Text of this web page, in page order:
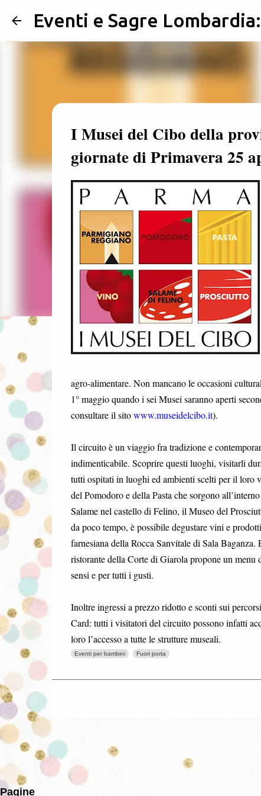
Eventi e Sagre
I Musei del Cibo della
giornate di Primavera 25
agro-alimentare. Non mancano le occasioni
1° maggio quando i sei Musei saranno aperti
consultare il sitowww.museidelcibo.it).
Il circuito è un viaggio fra tradizione e
indimenticabile. Scoprire questi luoghi, visitarli
tutti ospitati in luoghi ed ambienti scelti per il loro
del Pomodoro e della Pasta che sorgono
Salame nel castello di Felino, il Museo del
da poco tempo, è possibile degustare vini e
farnesiana della Rocca Sanvitale di Sala
ristorante della Corte di Giarola propone un
sensi e per tutti i gusti.
Inoltre ingressi a prezzo ridotto e sconti sui
Card: tutti i visitatori del circuito possono infatti
loro l’accesso a tutte le strutture museali.
Eventi per bambini Fuori porta
Pagine